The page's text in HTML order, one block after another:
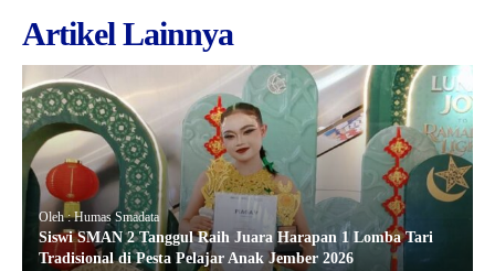
Artikel Lainnya
Oleh : Humas Smadata
Siswi SMAN 2 Tanggul Raih Juara Harapan 1 Lomba Tari
Tradisional di Pesta Pelajar Anak Jember 2026